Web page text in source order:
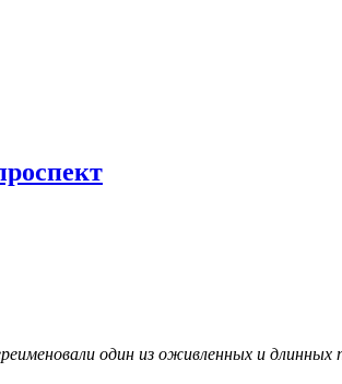
один из оживленных и